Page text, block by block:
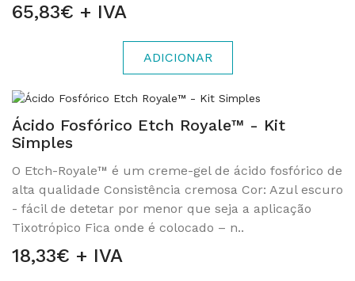
65,83€ + IVA
ADICIONAR
Ácido Fosfórico Etch Royale™ - Kit
Simples
O Etch-Royale™ é um creme-gel de ácido fosfórico de
alta qualidade Consistência cremosa Cor: Azul escuro
- fácil de detetar por menor que seja a aplicação
Tixotrópico Fica onde é colocado – n..
18,33€ + IVA